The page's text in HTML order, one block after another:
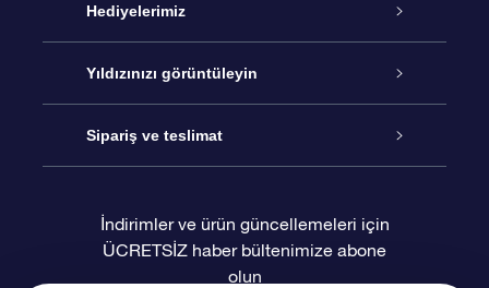
Hizmet
İletişim
Blogu
Değerlendirmeler
Hediyelerimiz
Çevrimiçi Yıldız Hediyesi
OSR Hediye Paketi
OSR Hediye Kartı
Yıldızınızı görüntüleyin
Star Register
Kişiselleştirilmiş Yıldız Sayfası
Sipariş ve teslimat
Ödeme bilgileri
İndirimler ve ürün güncellemeleri için
ÜCRETSİZ haber bültenimize abone
olun